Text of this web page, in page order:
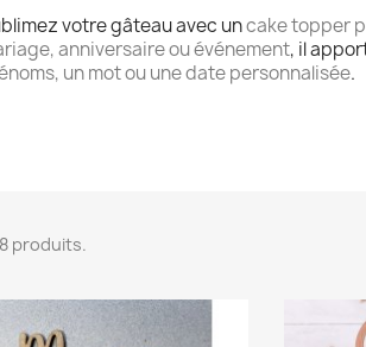
votre gâteau avec uncake topper
anniversaire ou événement, il
un mot ou une date personnalisée.
produits.